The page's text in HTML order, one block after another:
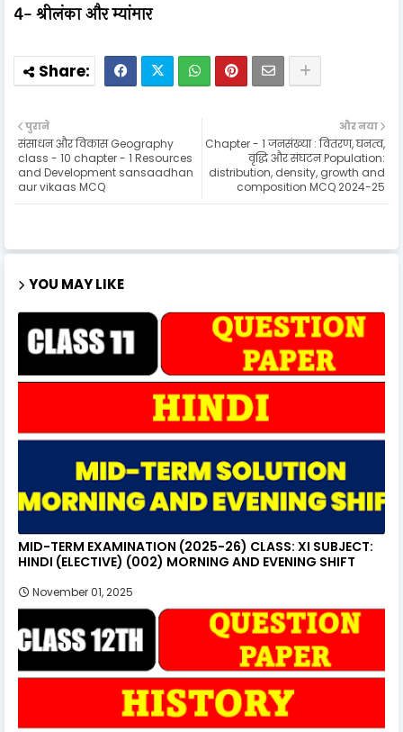
4- श्रीलंका और म्यांमार
और नया
Chapter - 1 जनसंख्या : वितरण, घनत्व,
वृद्धि और संघटन Population:
distribution, density, growth and
composition MCQ 2024-25
पुराने
संसाधन और विकास Geography
class - 10 chapter - 1 Resources
and Development sansaadhan
aur vikaas MCQ
YOU MAY LIKE
MID-TERM EXAMINATION (2025-26) CLASS: XI SUBJECT:
HINDI (ELECTIVE) (002) MORNING AND EVENING SHIFT
November 01, 2025